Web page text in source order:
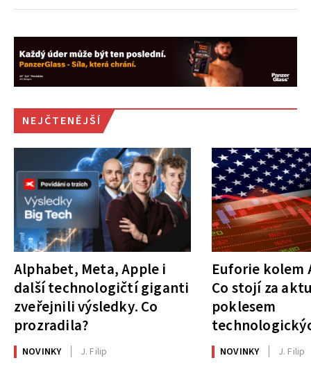
NEJČTENĚJŠÍ
Alphabet, Meta, Apple i
další technologičtí giganti
zveřejnili výsledky. Co
prozradila?
NOVINKY J. Filip
Euforie kolem
Co stojí za
poklesem
NOVINKY J. Filip